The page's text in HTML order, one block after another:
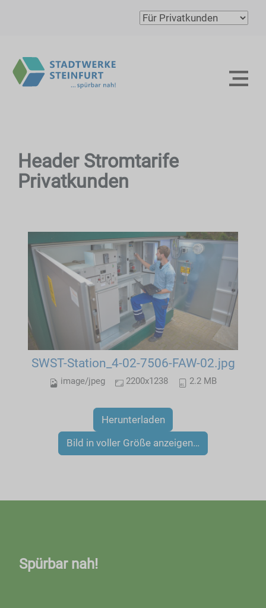
Header Stromtarife
Privatkunden
SWST-Station_4-02-7506-FAW-02.jpg
image/jpeg 2200x1238 2.2 MB
Herunterladen
Bild in voller Größe anzeigen…
Spürbar nah!